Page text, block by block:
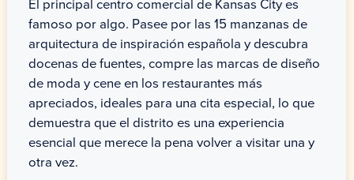
El principal centro comercial de Kansas City es
famoso por algo. Pasee por las 15 manzanas de
arquitectura de inspiración española y descubra
docenas de fuentes, compre las marcas de diseño
de moda y cene en los restaurantes más
apreciados, ideales para una cita especial, lo que
demuestra que el distrito es una experiencia
esencial que merece la pena volver a visitar una y
otra vez.